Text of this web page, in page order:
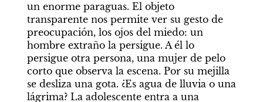
un enorme paraguas. El objeto
transparente nos permite ver su gesto de
preocupación, los ojos del miedo: un
hombre extraño la persigue. A él lo
persigue otra persona, una mujer de pelo
corto que observa la escena. Por su mejilla
se desliza una gota. ¿Es agua de lluvia o una
lágrima? La adolescente entra a una